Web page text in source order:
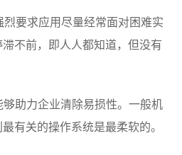
烈要求应用尽量经常面对困难实
不前，即人人都知道，但没有
够助力企业清除易损性。一般机
有关的操作系统是最柔软的。